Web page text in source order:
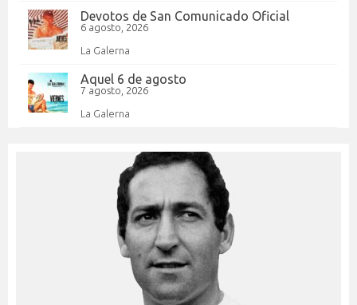
Devotos de San Comunicado Oficial
6 agosto, 2026
La Galerna
Aquel 6 de agosto
7 agosto, 2026
La Galerna